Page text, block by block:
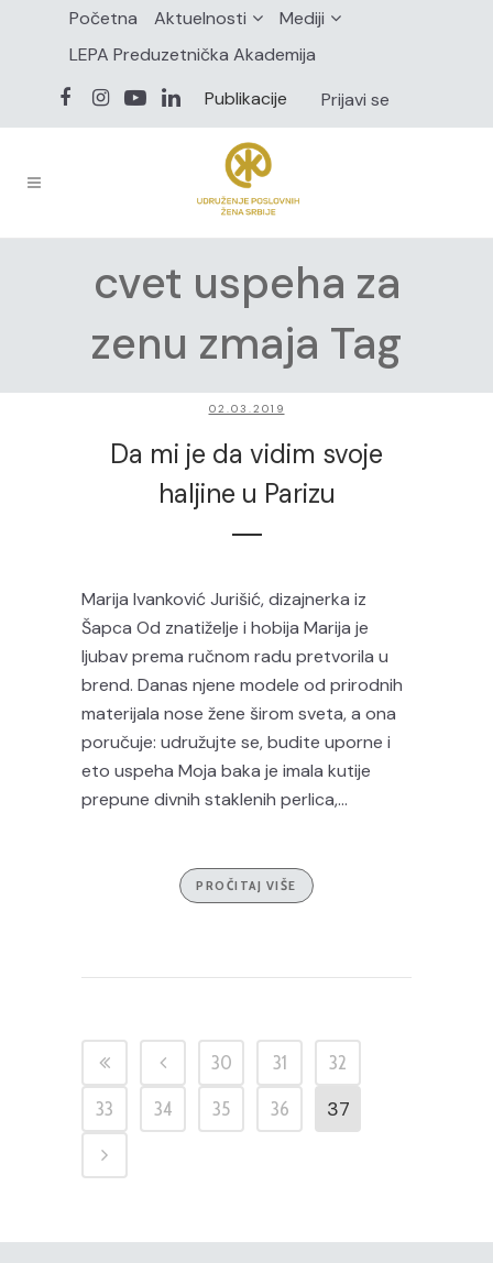
Početna Aktuelnosti
Mediji
LEPA Preduzetnička Akademija
Publikacije
Prijavi se
cvet uspeha za
zenu zmaja Tag
02.03.2019
Da mi je da vidim svoje
haljine u Parizu
Marija Ivanković Jurišić, dizajnerka iz
Šapca Od znatiželje i hobija Marija je
ljubav prema ručnom radu pretvorila u
brend. Danas njene modele od prirodnih
materijala nose žene širom sveta, a ona
poručuje: udružujte se, budite uporne i
eto uspeha Moja baka je imala kutije
prepune divnih staklenih perlica,...
PROČITAJ VIŠE
30 31
32
33
34 35 36 37